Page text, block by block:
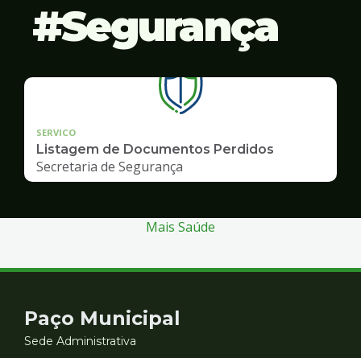
Segurança
SERVICO
Listagem de Documentos Perdidos
Secretaria de Segurança
Mais Saúde
Contato
Paço Municipal
Sede Administrativa